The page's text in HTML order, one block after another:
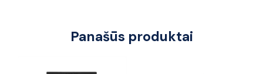
Panašūs produktai